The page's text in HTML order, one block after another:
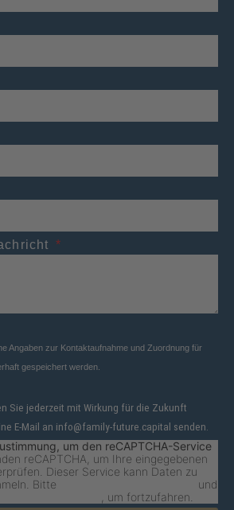
Angaben zur Kontaktaufnahme und Zuordnung für
gespeichert werden.
Sie jederzeit mit Wirkung für die Zukunft
E-Mail an info@family-future.capital senden.
um den reCAPTCHA-Service
reCAPTCHA, um Ihre eingegebenen
Dieser Service kann Daten zu
Bitte
und
, um fortzufahren.